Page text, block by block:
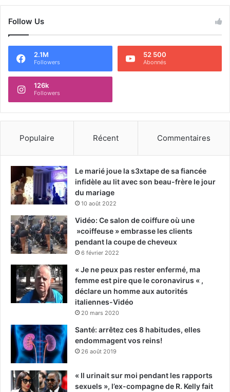
Follow Us
2.1M
Followers
52 500
Abonnés
126k
Followers
Populaire Récent Commentaires
Le marié joue la s3xtape de sa fiancée
infidèle au lit avec son beau-frère le jour
du mariage
10 août 2022
Vidéo: Ce salon de coiffure où une
»coiffeuse » embrasse les clients
pendant la coupe de cheveux
6 février 2022
« Je ne peux pas rester enfermé, ma
femme est pire que le coronavirus « ,
déclare un homme aux autorités
italiennes-Vidéo
20 mars 2020
Santé: arrêtez ces 8 habitudes, elles
endommagent vos reins!
26 août 2019
« Il urinait sur moi pendant les rapports
sexuels », l’ex-compagne de R. Kelly fait